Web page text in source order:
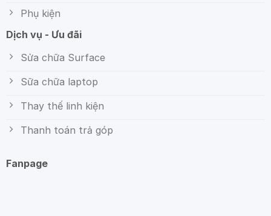
Phụ kiện
Dịch vụ - Ưu đãi
Sửa chữa Surface
Sữa chữa laptop
Thay thế linh kiện
Thanh toán trả góp
Fanpage